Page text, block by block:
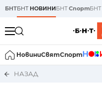
БНТБНТ НОВИНИБНТСпортБНТ
НовиниСвятСпорт
НАЗАД